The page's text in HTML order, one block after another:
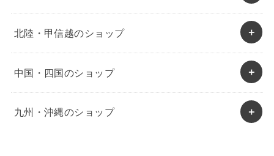
北陸・甲信越のショップ
中国・四国のショップ
九州・沖縄のショップ